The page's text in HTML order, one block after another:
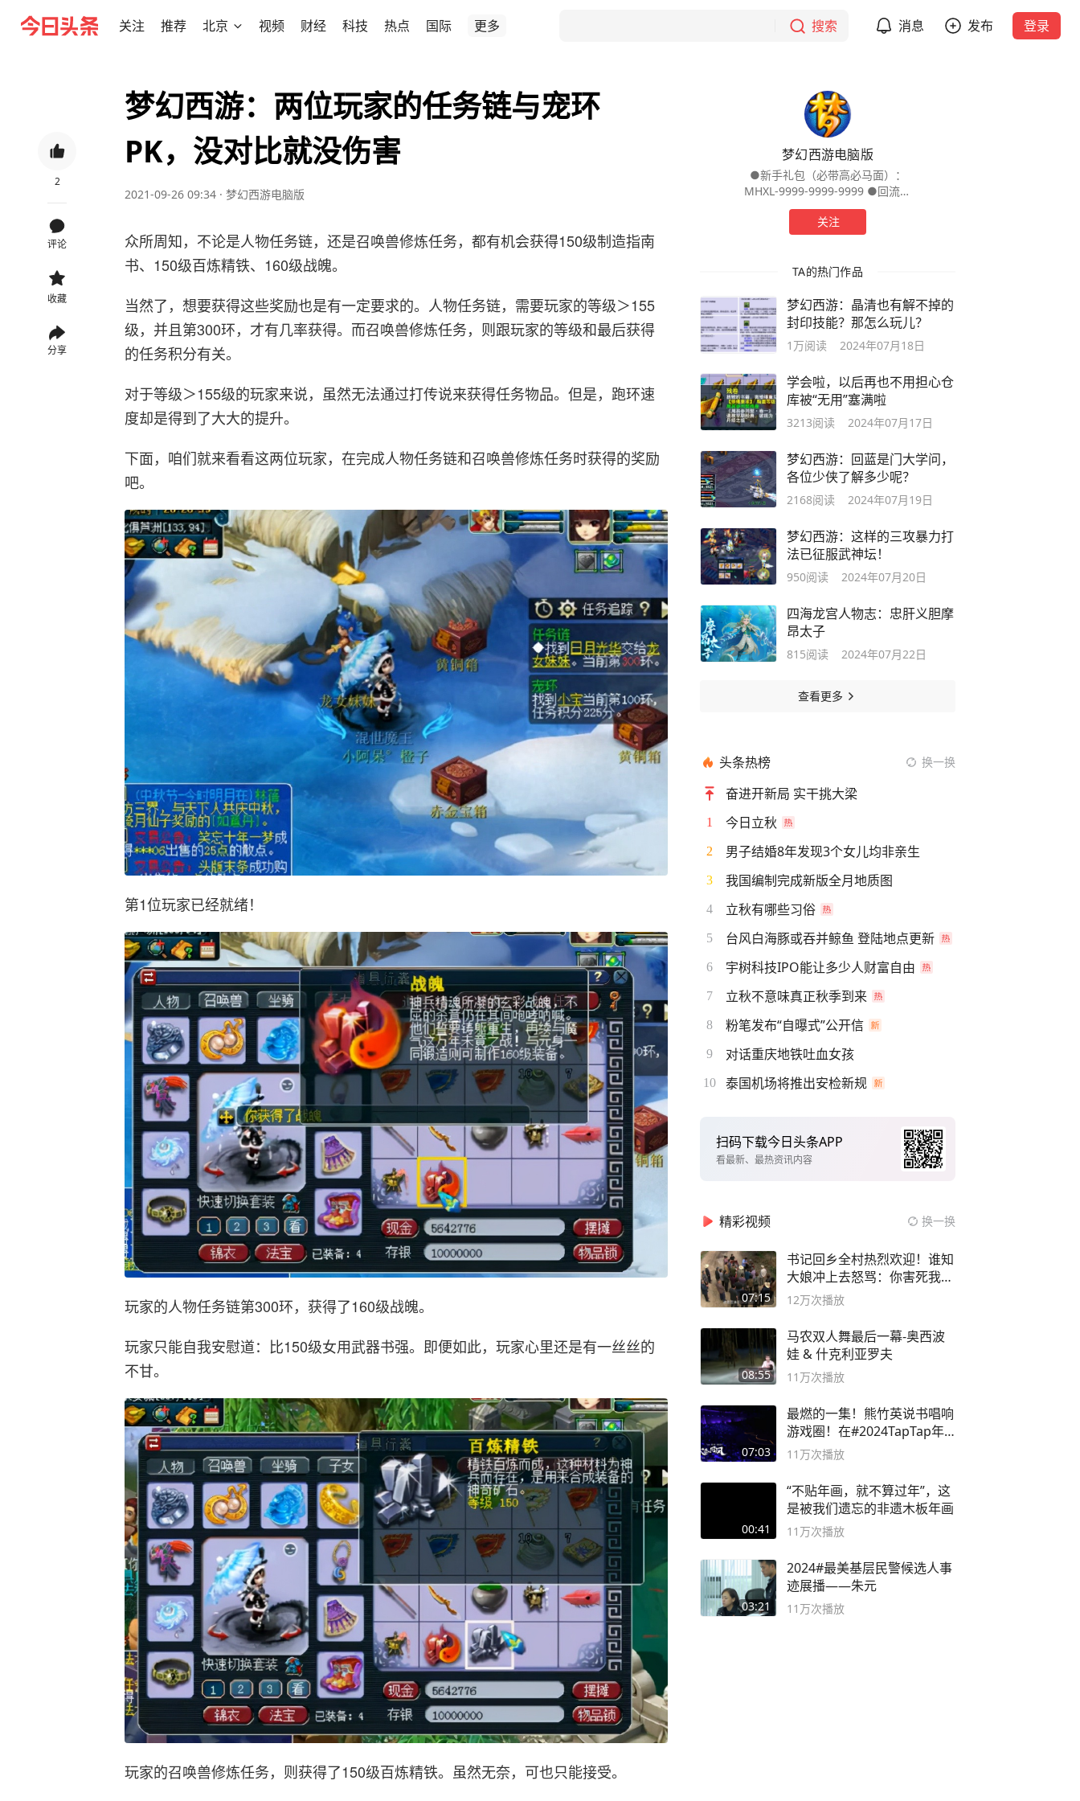
关注 推荐 北京 视频 财经 科技 热点 国际 更多 搜索 消息 发布 登录
2
评论
收藏
分享
梦幻西游：两位玩家的任务链与宠环
PK，没对比就没伤害
2021-09-26 09:34 · 梦幻西游电脑版
众所周知，不论是人物任务链，还是召唤兽修炼任务，都有机会获得150级制造指南
书、150级百炼精铁、160级战魄。
当然了，想要获得这些奖励也是有一定要求的。人物任务链，需要玩家的等级＞155
级，并且第300环，才有几率获得。而召唤兽修炼任务，则跟玩家的等级和最后获得
的任务积分有关。
对于等级＞155级的玩家来说，虽然无法通过打传说来获得任务物品。但是，跑环速
度却是得到了大大的提升。
下面，咱们就来看看这两位玩家，在完成人物任务链和召唤兽修炼任务时获得的奖励
吧。
第1位玩家已经就绪！
玩家的人物任务链第300环，获得了160级战魄。
玩家只能自我安慰道：比150级女用武器书强。即便如此，玩家心里还是有一丝丝的
不甘。
玩家的召唤兽修炼任务，则获得了150级百炼精铁。虽然无奈，可也只能接受。
梦幻西游电脑版
●新手礼包（必带高必马面）：
MHXL-9999-9999-9999 ●回流礼
包（28天未登录梦幻可领取）：
ZXQY-6666-6666-6666 梦幻西游电
脑版官方头条号
关注
TA的热门作品
梦幻西游：晶清也有解不掉的
封印技能？那怎么玩儿？
1万阅读 2024年07月18日
学会啦，以后再也不用担心仓
库被“无用”塞满啦
3213阅读 2024年07月17日
梦幻西游：回蓝是门大学问，
各位少侠了解多少呢？
2168阅读 2024年07月19日
梦幻西游：这样的三攻暴力打
法已征服武神坛！
950阅读 2024年07月20日
四海龙宫人物志：忠肝义胆摩
昂太子
815阅读 2024年07月22日
查看更多
头条热榜 换一换
奋进开新局 实干挑大梁
1 今日立秋
2 男子结婚8年发现3个女儿均非亲生
3 我国编制完成新版全月地质图
4 立秋有哪些习俗
5 台风白海豚或吞并鲸鱼 登陆地点更新
6 宇树科技IPO能让多少人财富自由
7 立秋不意味真正秋季到来
8 粉笔发布“自曝式”公开信
9 对话重庆地铁吐血女孩
10 泰国机场将推出安检新规
扫码下载今日头条APP
看最新、最热资讯内容
精彩视频 换一换
07:15
书记回乡全村热烈欢迎！谁知
大娘冲上去怒骂：你害死我儿
子
12万次播放
08:55
马农双人舞最后一幕-奥西波
娃 & 什克利亚罗夫
11万次播放
07:03
最燃的一集！熊竹英说书唱响
游戏圈！在#2024TapTap年
度游戏大赏
11万次播放
00:41
“不贴年画，就不算过年”，这
是被我们遗忘的非遗木板年画
11万次播放
03:21
2024#最美基层民警候选人事
迹展播——朱元
11万次播放